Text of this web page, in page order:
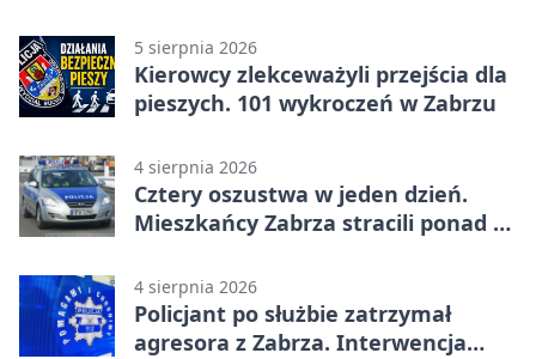
5 sierpnia 2026
Kierowcy zlekceważyli przejścia dla
pieszych. 101 wykroczeń w Zabrzu
4 sierpnia 2026
Cztery oszustwa w jeden dzień.
Mieszkańcy Zabrza stracili ponad 6
4 sierpnia 2026
Policjant po służbie zatrzymał
agresora z Zabrza. Interwencja